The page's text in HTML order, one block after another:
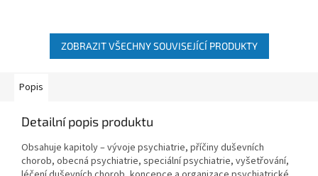
ZOBRAZIT VŠECHNY SOUVISEJÍCÍ PRODUKTY
Popis
Detailní popis produktu
Obsahuje kapitoly – vývoje psychiatrie, příčiny duševních
chorob, obecná psychiatrie, speciální psychiatrie, vyšetřování,